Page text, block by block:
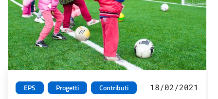
EPS Progetti Contributi 18/02/2021